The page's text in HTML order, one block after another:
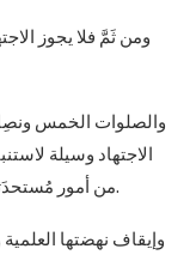
ومن ثَمَّ فلا يجوز
والصلوات الخمس ونصِاب
الاجتهاد وسيلة
من أمور مُستحدَثة في كلِّ عصر. ويتسبَّب تركه في تراجع الأُمَّة.
وإيقاف نهضتها